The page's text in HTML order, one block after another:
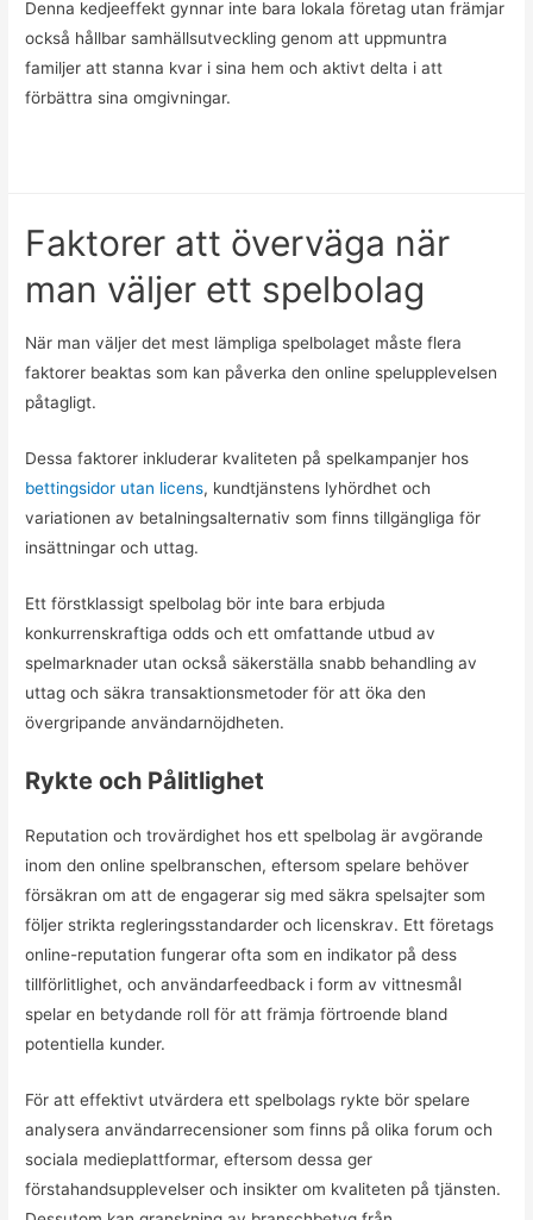
Denna kedjeeffekt gynnar inte bara lokala företag utan främjar
också hållbar samhällsutveckling genom att uppmuntra
familjer att stanna kvar i sina hem och aktivt delta i att
förbättra sina omgivningar.
Faktorer att överväga när
man väljer ett spelbolag
När man väljer det mest lämpliga spelbolaget måste flera
faktorer beaktas som kan påverka den online spelupplevelsen
påtagligt.
Dessa faktorer inkluderar kvaliteten på spelkampanjer hos
bettingsidor utan licens, kundtjänstens lyhördhet och
variationen av betalningsalternativ som finns tillgängliga för
insättningar och uttag.
Ett förstklassigt spelbolag bör inte bara erbjuda
konkurrenskraftiga odds och ett omfattande utbud av
spelmarknader utan också säkerställa snabb behandling av
uttag och säkra transaktionsmetoder för att öka den
övergripande användarnöjdheten.
Rykte och Pålitlighet
Reputation och trovärdighet hos ett spelbolag är avgörande
inom den online spelbranschen, eftersom spelare behöver
försäkran om att de engagerar sig med säkra spelsajter som
följer strikta regleringsstandarder och licenskrav. Ett företags
online-reputation fungerar ofta som en indikator på dess
tillförlitlighet, och användarfeedback i form av vittnesmål
spelar en betydande roll för att främja förtroende bland
potentiella kunder.
För att effektivt utvärdera ett spelbolags rykte bör spelare
analysera användarrecensioner som finns på olika forum och
sociala medieplattformar, eftersom dessa ger
förstahandsupplevelser och insikter om kvaliteten på tjänsten.